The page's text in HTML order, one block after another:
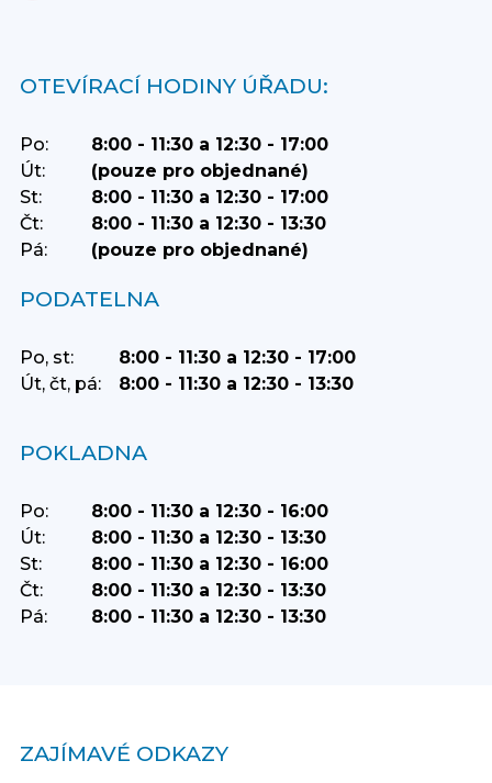
OTEVÍRACÍ HODINY ÚŘADU:
Po:
8:00 - 11:30 a 12:30 - 17:00
Út:
(pouze pro objednané)
St:
8:00 - 11:30 a 12:30 - 17:00
Čt:
8:00 - 11:30 a 12:30 - 13:30
Pá:
(pouze pro objednané)
PODATELNA
Po, st:
8:00 - 11:30 a 12:30 - 17:00
Út, čt, pá:
8:00 - 11:30 a 12:30 - 13:30
POKLADNA
Po:
8:00 - 11:30 a 12:30 - 16:00
Út:
8:00 - 11:30 a 12:30 - 13:30
St:
8:00 - 11:30 a 12:30 - 16:00
Čt:
8:00 - 11:30 a 12:30 - 13:30
Pá:
8:00 - 11:30 a 12:30 - 13:30
ZAJÍMAVÉ ODKAZY